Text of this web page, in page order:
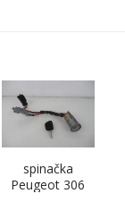
spinačka
Peugeot 306